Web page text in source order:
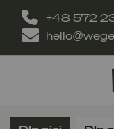
+48 572